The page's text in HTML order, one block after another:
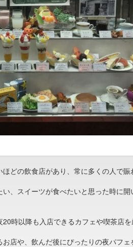
どの飲食店があり、常に多くの人で賑
、スイーツが食べたいと思った時に
時以降も入店できるカフェや喫茶店
店や、飲んだ後にぴったりの夜パフ